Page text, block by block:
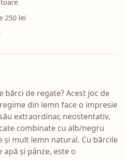
250 lei
bărci de regate? Acest joc de
din lemn face o impresie
extraordinar, neostentativ,
combinate cu alb/negru
și mult lemn natural. Cu bărcile
apă și pânze, este o